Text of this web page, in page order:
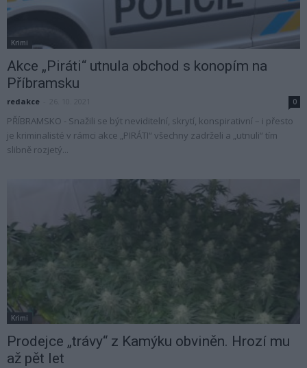
Krimi
Akce „Piráti“ utnula obchod s konopím na
Příbramsku
redakce 0
PŘÍBRAMSKO - Snažili se být neviditelní, skrytí, konspirativní – i přesto
je kriminalisté v rámci akce „PIRÁTI“ všechny zadrželi a „utnuli“ tím
slibně rozjetý...
Krimi
Prodejce „trávy“ z Kamýku obviněn. Hrozí mu
až pět let